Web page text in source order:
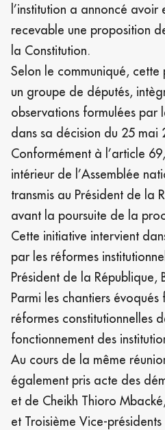
l’institution a annoncé
recevable une proposition
la Constitution.
Selon le communiqué,
un groupe de députés,
observations formulées par
dans sa décision du 25 mai
Conformément à l’article
intérieur de l’Assemblée
transmis au Président de la
avant la poursuite de la
Cette initiative intervient
par les réformes
Président de la République,
Parmi les chantiers
réformes constitutionnelles
fonctionnement des
Au cours de la même
également pris acte des
et de Cheikh Thioro
et Troisième Vice-présidents